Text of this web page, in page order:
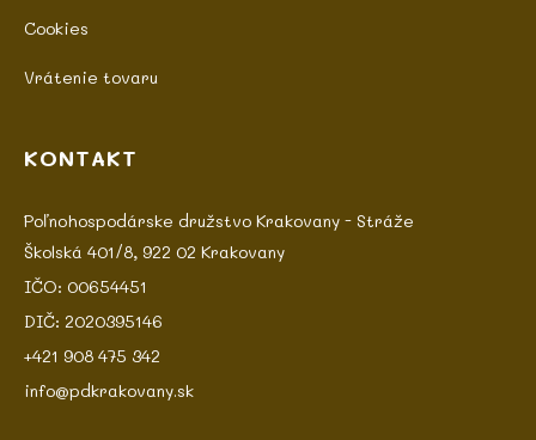
Cookies
Vrátenie tovaru
KONTAKT
Poľnohospodárske družstvo Krakovany - Stráže
Školská 401/8, 922 02 Krakovany
IČO: 00654451
DIČ: 2020395146
+421 908 475 342
info@pdkrakovany.sk